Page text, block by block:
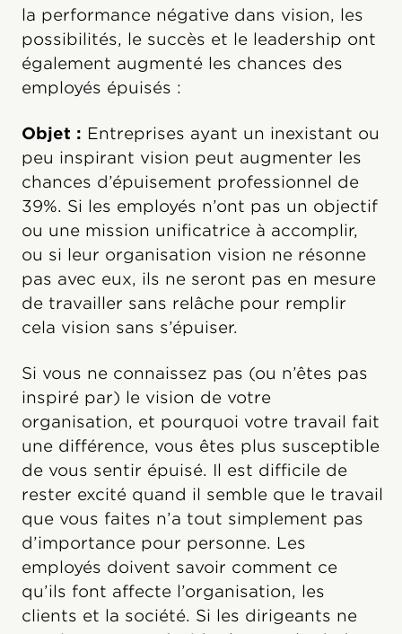
la performance négative dans vision, les
possibilités, le succès et le leadership ont
également augmenté les chances des
employés épuisés :
Objet : Entreprises ayant un inexistant ou
peu inspirant vision peut augmenter les
chances d’épuisement professionnel de
39%. Si les employés n’ont pas un objectif
ou une mission unificatrice à accomplir,
ou si leur organisation vision ne résonne
pas avec eux, ils ne seront pas en mesure
de travailler sans relâche pour remplir
cela vision sans s’épuiser.
Si vous ne connaissez pas (ou n’êtes pas
inspiré par) le vision de votre
organisation, et pourquoi votre travail fait
une différence, vous êtes plus susceptible
de vous sentir épuisé. Il est difficile de
rester excité quand il semble que le travail
que vous faites n’a tout simplement pas
d’importance pour personne. Les
employés doivent savoir comment ce
qu’ils font affecte l’organisation, les
clients et la société. Si les dirigeants ne